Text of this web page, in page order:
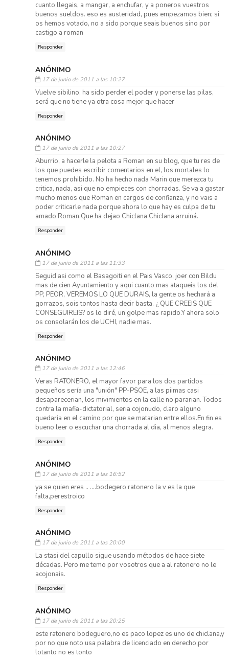
cuanto llegais, a mangar, a enchufar, y a poneros vuestros
buenos sueldos. eso es austeridad, pues empezamos bien; si
os hemos votado, no a sido porque seais buenos sino por
castigo a roman
Responder
ANÓNIMO
17 de junio de 2011 a las 10:27
Vuelve sibilino, ha sido perder el poder y ponerse las pilas,
será que no tiene ya otra cosa mejor que hacer
Responder
ANÓNIMO
17 de junio de 2011 a las 10:27
Aburrio, a hacerle la pelota a Roman en su blog, que tu res de
los que puedes escribir comentarios en el, los mortales lo
tenemos prohibido. No ha hecho nada Marin que merezca tu
critica, nada, asi que no empieces con chorradas. Se va a gastar
mucho menos que Roman en cargos de confianza, y no vais a
poder criticarle nada porque ahora lo que hay es culpa de tu
amado Roman.Que ha dejao Chiclana Chiclana arruiná.
Responder
ANÓNIMO
17 de junio de 2011 a las 11:33
Seguid asi como el Basagoiti en el Pais Vasco, joer con Bildu
mas de cien Ayuntamiento y aqui cuanto mas ataqueis los del
PP, PEOR, VEREMOS LO QUE DURAIS, la gente os hechará a
gorrazos, sois tontos hasta decir basta. ¿ QUE CREEIS QUE
CONSEGUIREIS? os lo diré, un golpe mas rapido.Y ahora solo
os consolarán los de UCHI, nadie mas.
Responder
ANÓNIMO
17 de junio de 2011 a las 12:46
Veras RATONERO, el mayor favor para los dos partidos
pequeños sería una "unión" PP-PSOE, a las piimas casi
desaparecerian, los mivimientos en la calle no pararian. Todos
contra la mafia-dictatorial, seria cojonudo, claro alguno
quedaria en el camino por que se matarian entre ellos.En fin es
bueno leer o escuchar una chorrada al dia, al menos alegra.
Responder
ANÓNIMO
17 de junio de 2011 a las 16:52
ya se quien eres .. ....bodegero ratonero la v es la que
falta,perestroico
Responder
ANÓNIMO
17 de junio de 2011 a las 20:00
La stasi del capullo sigue usando métodos de hace siete
décadas. Pero me temo por vosotros que a al ratonero no le
acojonais.
Responder
ANÓNIMO
17 de junio de 2011 a las 20:25
este ratonero bodeguero,no es paco lopez es uno de chiclana,y
por no que noto usa palabra de licenciado en derecho,por
lotanto no es tonto